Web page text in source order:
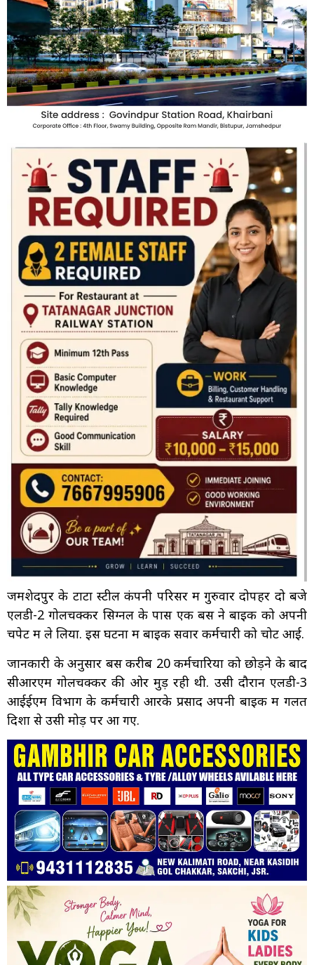
जमशेदपुर के टाटा स्टील कंपनी परिसर में गुरुवार दोपहर दो बजे
एलडी-2 गोलचक्कर सिग्नल के पास एक बस ने बाइक को अपनी
चपेट में ले लिया. इस घटना में बाइक सवार कर्मचारी को चोट आई.
जानकारी के अनुसार बस करीब 20 कर्मचारियों को छोड़ने के बाद
सीआरएम गोलचक्कर की ओर मुड़ रही थी. उसी दौरान एलडी-3
आईईएम विभाग के कर्मचारी आरके प्रसाद अपनी बाइक में गलत
दिशा से उसी मोड़ पर आ गए.